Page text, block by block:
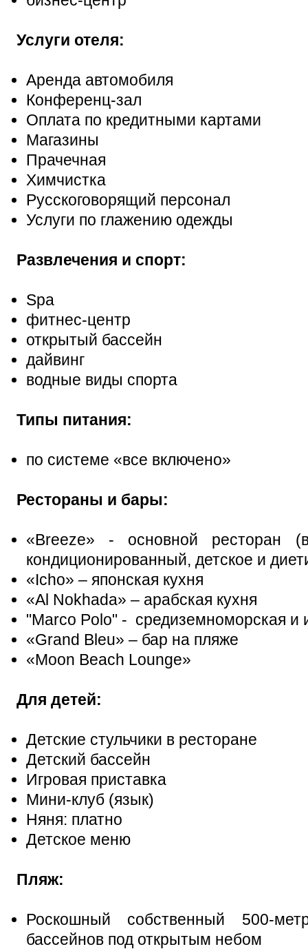
Услуги отеля:
Аренда автомобиля
Конференц-зал
Оплата по кредитными картами
Магазины
Прачечная
Химчистка
Русскоговорящий персонал
Услуги по глажению одежды
Развлечения и спорт:
Spa
фитнес-центр
открытый бассейн
дайвинг
водные виды спорта
Типы питания:
по системе «все включено»
Рестораны и бары:
«Breeze» - основной ресторан
кондиционированный, детское и
«Icho» – японская кухня
«Al Nokhada» – арабская кухня
"Marco Polo" - средиземноморская и
«Grand Bleu» – бар на пляже
«Moon Beach Lounge»
Для детей:
Детские стульчики в ресторане
Детский бассейн
Игровая приставка
Мини-клуб (язык)
Няня: платно
Детское меню
Пляж:
Роскошный собственный 500-
бассейнов под открытым небом